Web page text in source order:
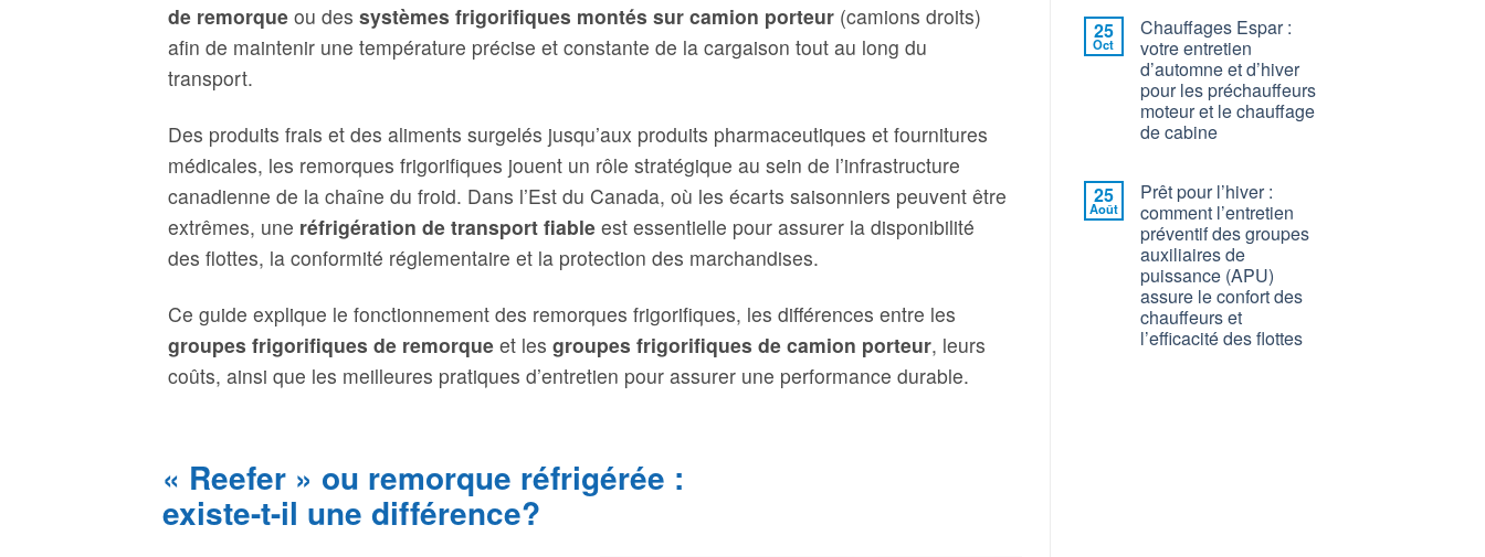
de remorque ou des systèmes frigorifiques montés sur camion porteur (camions droits)
afin de maintenir une température précise et constante de la cargaison tout au long du
transport.
Des produits frais et des aliments surgelés jusqu’aux produits pharmaceutiques et fournitures
médicales, les remorques frigorifiques jouent un rôle stratégique au sein de l’infrastructure
canadienne de la chaîne du froid. Dans l’Est du Canada, où les écarts saisonniers peuvent être
extrêmes, une réfrigération de transport fiable est essentielle pour assurer la disponibilité
des flottes, la conformité réglementaire et la protection des marchandises.
Ce guide explique le fonctionnement des remorques frigorifiques, les différences entre les
groupes frigorifiques de remorque et les groupes frigorifiques de camion porteur, leurs
coûts, ainsi que les meilleures pratiques d’entretien pour assurer une performance durable.
« Reefer » ou remorque réfrigérée :
existe-t-il une différence?
25
Oct
Chauffages Espar :
votre entretien
d’automne et d’hiver
pour les préchauffeurs
moteur et le chauffage
de cabine
25
Août
Prêt pour l’hiver :
comment l’entretien
préventif des groupes
auxiliaires de
puissance (APU)
assure le confort des
chauffeurs et
l’efficacité des flottes